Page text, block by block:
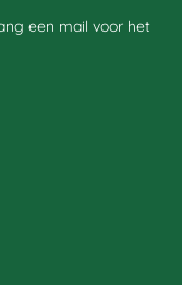
een mail voor het